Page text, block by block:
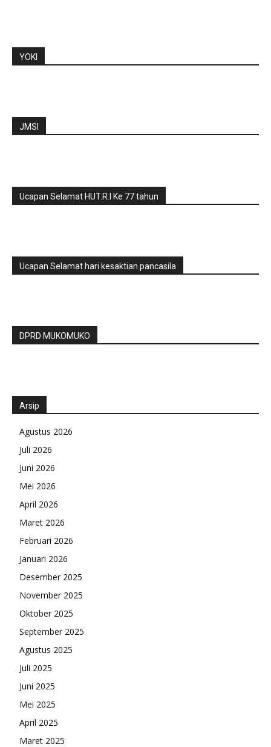
YOKI
JMSI
Ucapan Selamat HUT.R.I Ke 77 tahun
Ucapan Selamat hari kesaktian pancasila
DPRD MUKOMUKO
Arsip
Agustus 2026
Juli 2026
Juni 2026
Mei 2026
April 2026
Maret 2026
Februari 2026
Januari 2026
Desember 2025
November 2025
Oktober 2025
September 2025
Agustus 2025
Juli 2025
Juni 2025
Mei 2025
April 2025
Maret 2025